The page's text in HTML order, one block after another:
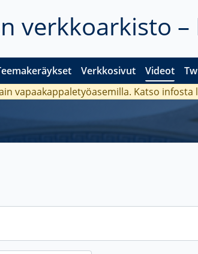
verkkoarkisto
Verkkosivut Videot
vapaakappaletyöasemilla. Katso infosta